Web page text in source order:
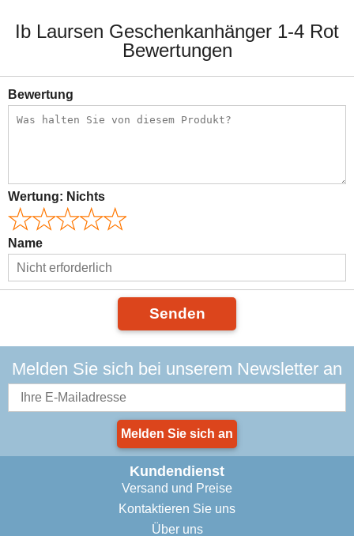
Ib Laursen Geschenkanhänger 1-4 Rot
Bewertungen
Bewertung
Wertung: Nichts
Name
Senden
Melden Sie sich bei unserem Newsletter an
Melden Sie sich an
Kundendienst
Versand und Preise
Kontaktieren Sie uns
Über uns